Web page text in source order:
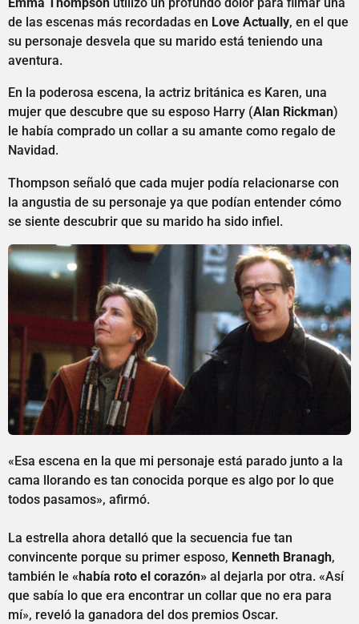
de las escenas más recordadas en Love Actually, en el que
su personaje desvela que su marido está teniendo una
aventura.
En la poderosa escena, la actriz británica es Karen, una
mujer que descubre que su esposo Harry (Alan Rickman)
le había comprado un collar a su amante como regalo de
Navidad.
Thompson señaló que cada mujer podía relacionarse con
la angustia de su personaje ya que podían entender cómo
se siente descubrir que su marido ha sido infiel.
«Esa escena en la que mi personaje está parado junto a la
cama llorando es tan conocida porque es algo por lo que
todos pasamos», afirmó.
La estrella ahora detalló que la secuencia fue tan
convincente porque su primer esposo, Kenneth Branagh,
también le «había roto el corazón» al dejarla por otra. «Así
que sabía lo que era encontrar un collar que no era para
mí», reveló la ganadora del dos premios Oscar.